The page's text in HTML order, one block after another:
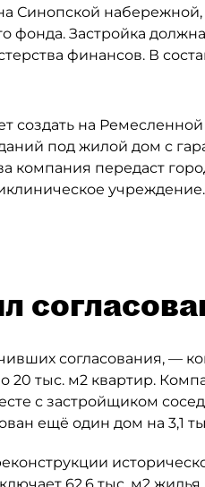
Синопской набережной,
фонда. Застройка
финансов. В
создать на Ремесленной
под жилой дом с
компания передаст
учреждение.
согласования, —
20 тыс. м2 квартир.
с застройщиком
ещё один дом на 3,1